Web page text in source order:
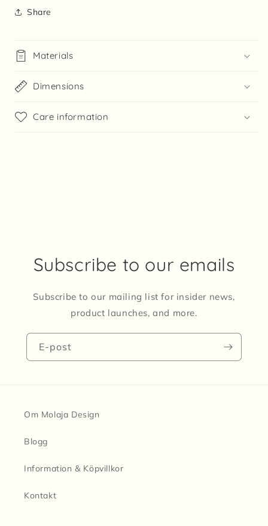
Share
Materials
Dimensions
Care information
Subscribe to our emails
Subscribe to our mailing list for insider news,
product launches, and more.
E-post
Om Molaja Design
Blogg
Information & Köpvillkor
Kontakt